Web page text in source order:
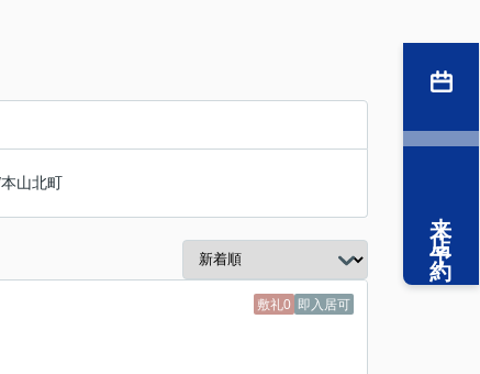
本山北町
敷礼0 即入居可
来店予約